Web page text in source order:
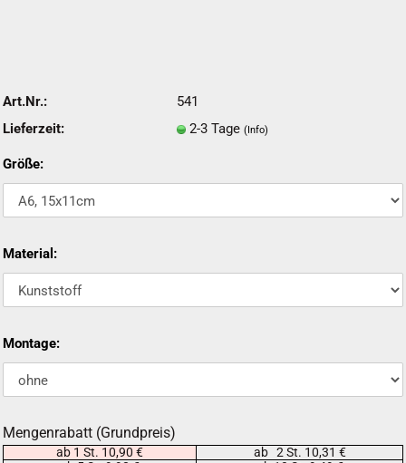
Art.Nr.:
541
Lieferzeit:
2-3 Tage (Info)
Größe:
Material:
Montage:
Mengenrabatt (Grundpreis)
ab 1 St. 10,90 €
ab 2 St. 10,31 €